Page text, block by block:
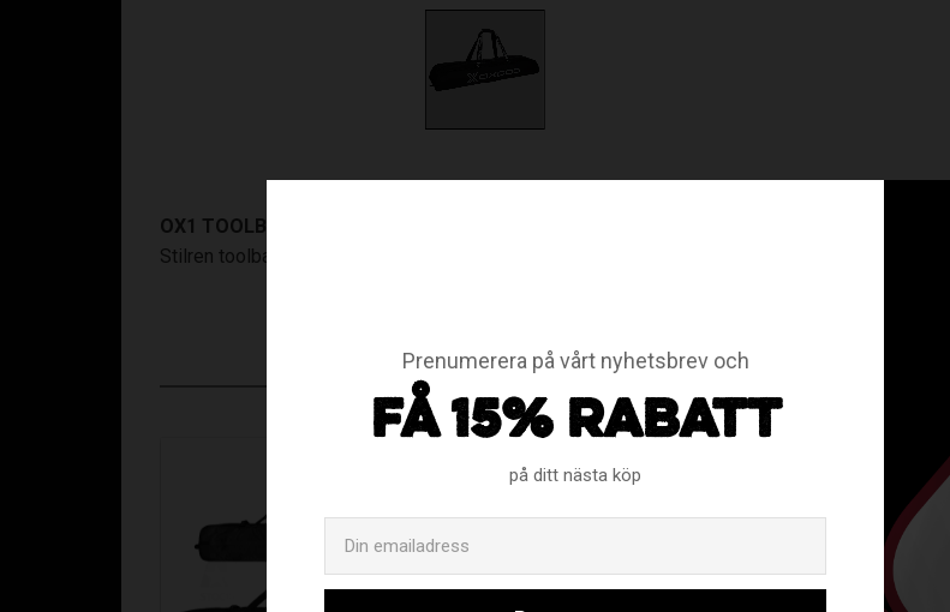
OX1 TOOLBAG!
Stilren toolbag från oxdog med ett inre fack.
Prenumerera på vårt nyhetsbrev och
FÅ 15% RABATT
på ditt nästa köp